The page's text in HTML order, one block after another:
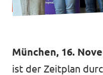
Transparenz
Impressum
Kontakt
München, 16.
ist der Zeitplan